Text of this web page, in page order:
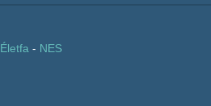
Életfa - NES